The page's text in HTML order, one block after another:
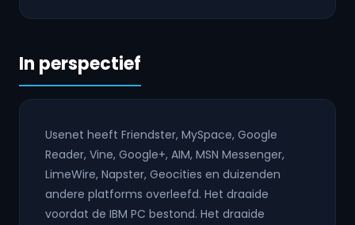
In perspectief
Usenet heeft Friendster, MySpace, Google
Reader, Vine, Google+, AIM, MSN Messenger,
LimeWire, Napster, Geocities en duizenden
andere platforms overleefd. Het draaide
voordat de IBM PC bestond. Het draaide